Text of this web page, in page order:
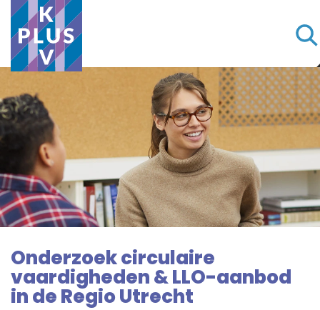
Onderzoek circulaire
vaardigheden & LLO-aanbod
in de Regio Utrecht